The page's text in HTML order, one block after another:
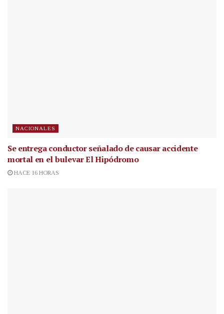
NACIONALES
Se entrega conductor señalado de causar accidente
mortal en el bulevar El Hipódromo
HACE 16 HORAS